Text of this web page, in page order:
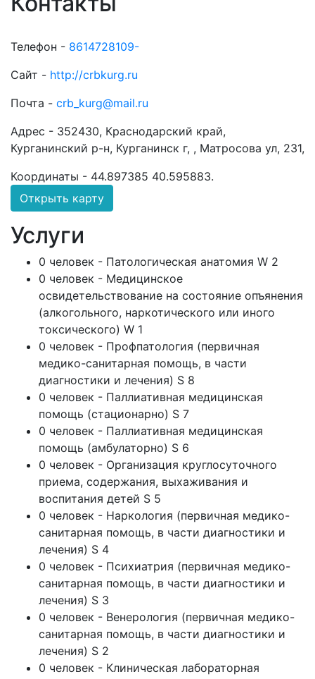
Телефон - 8614728109-
Сайт - http://crbkurg.ru
Почта - crb_kurg@mail.ru
Адрес - 352430, Краснодарский край,
Курганинский р-н, Курганинск г, , Матросова ул, 231,
Координаты - 44.897385 40.595883.
Открыть карту
Услуги
0 человек - Патологическая анатомия W 2
0 человек - Медицинское
освидетельствование на состояние опъянения
(алкогольного, наркотического или иного
токсического) W 1
0 человек - Профпатология (первичная
медико-санитарная помощь, в части
диагностики и лечения) S 8
0 человек - Паллиативная медицинская
помощь (стационарно) S 7
0 человек - Паллиативная медицинская
помощь (амбулаторно) S 6
0 человек - Организация круглосуточного
приема, содержания, выхаживания и
воспитания детей S 5
0 человек - Наркология (первичная медико-
санитарная помощь, в части диагностики и
лечения) S 4
0 человек - Психиатрия (первичная медико-
санитарная помощь, в части диагностики и
лечения) S 3
0 человек - Венерология (первичная медико-
санитарная помощь, в части диагностики и
лечения) S 2
0 человек - Клиническая лабораторная